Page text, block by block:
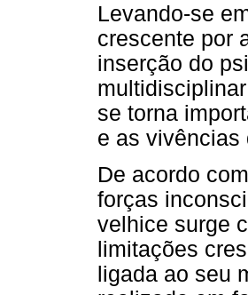
Levando-se
crescente por
inserção do
se torna
e as vivências
De acordo
forças
velhice surge
limitações
ligada ao seu